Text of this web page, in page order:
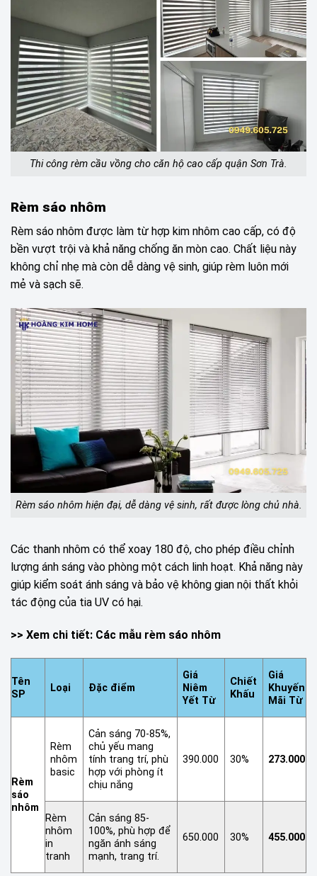
Thi công rèm cầu vồng cho căn hộ cao cấp quận Sơn Trà.
Rèm sáo nhôm
Rèm sáo nhôm được làm từ hợp kim nhôm cao cấp, có độ
bền vượt trội và khả năng chống ăn mòn cao. Chất liệu này
không chỉ nhẹ mà còn dễ dàng vệ sinh, giúp rèm luôn mới
mẻ và sạch sẽ.
Rèm sáo nhôm hiện đại, dễ dàng vệ sinh, rất được lòng chủ nhà.
Các thanh nhôm có thể xoay 180 độ, cho phép điều chỉnh
lượng ánh sáng vào phòng một cách linh hoạt. Khả năng này
giúp kiểm soát ánh sáng và bảo vệ không gian nội thất khỏi
tác động của tia UV có hại.
>> Xem chi tiết: Các mẫu rèm sáo nhôm
Tên
SP
Loại Đặc điểm
Giá
Niêm
Yết Từ
Chiết
Khấu
Giá
Khuyến
Mãi Từ
Rèm
sáo
nhôm
Rèm
nhôm
basic
Cản sáng 70-85%,
chủ yếu mang
tính trang trí, phù
hợp với phòng ít
chịu nắng
390.000 30% 273.000
Rèm
nhôm
in
tranh
Cản sáng 85-
100%, phù hợp để
ngăn ánh sáng
mạnh, trang trí.
650.000 30% 455.000